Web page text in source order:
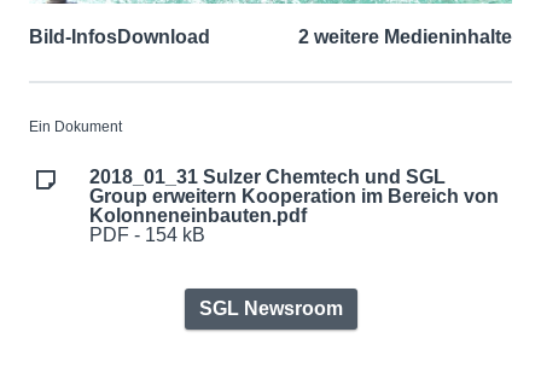
Bild-InfosDownload 2 weitere Medieninhalte
Ein Dokument
2018_01_31 Sulzer Chemtech und SGL
Group erweitern Kooperation im Bereich von
Kolonneneinbauten.pdf
PDF - 154 kB
SGL Newsroom